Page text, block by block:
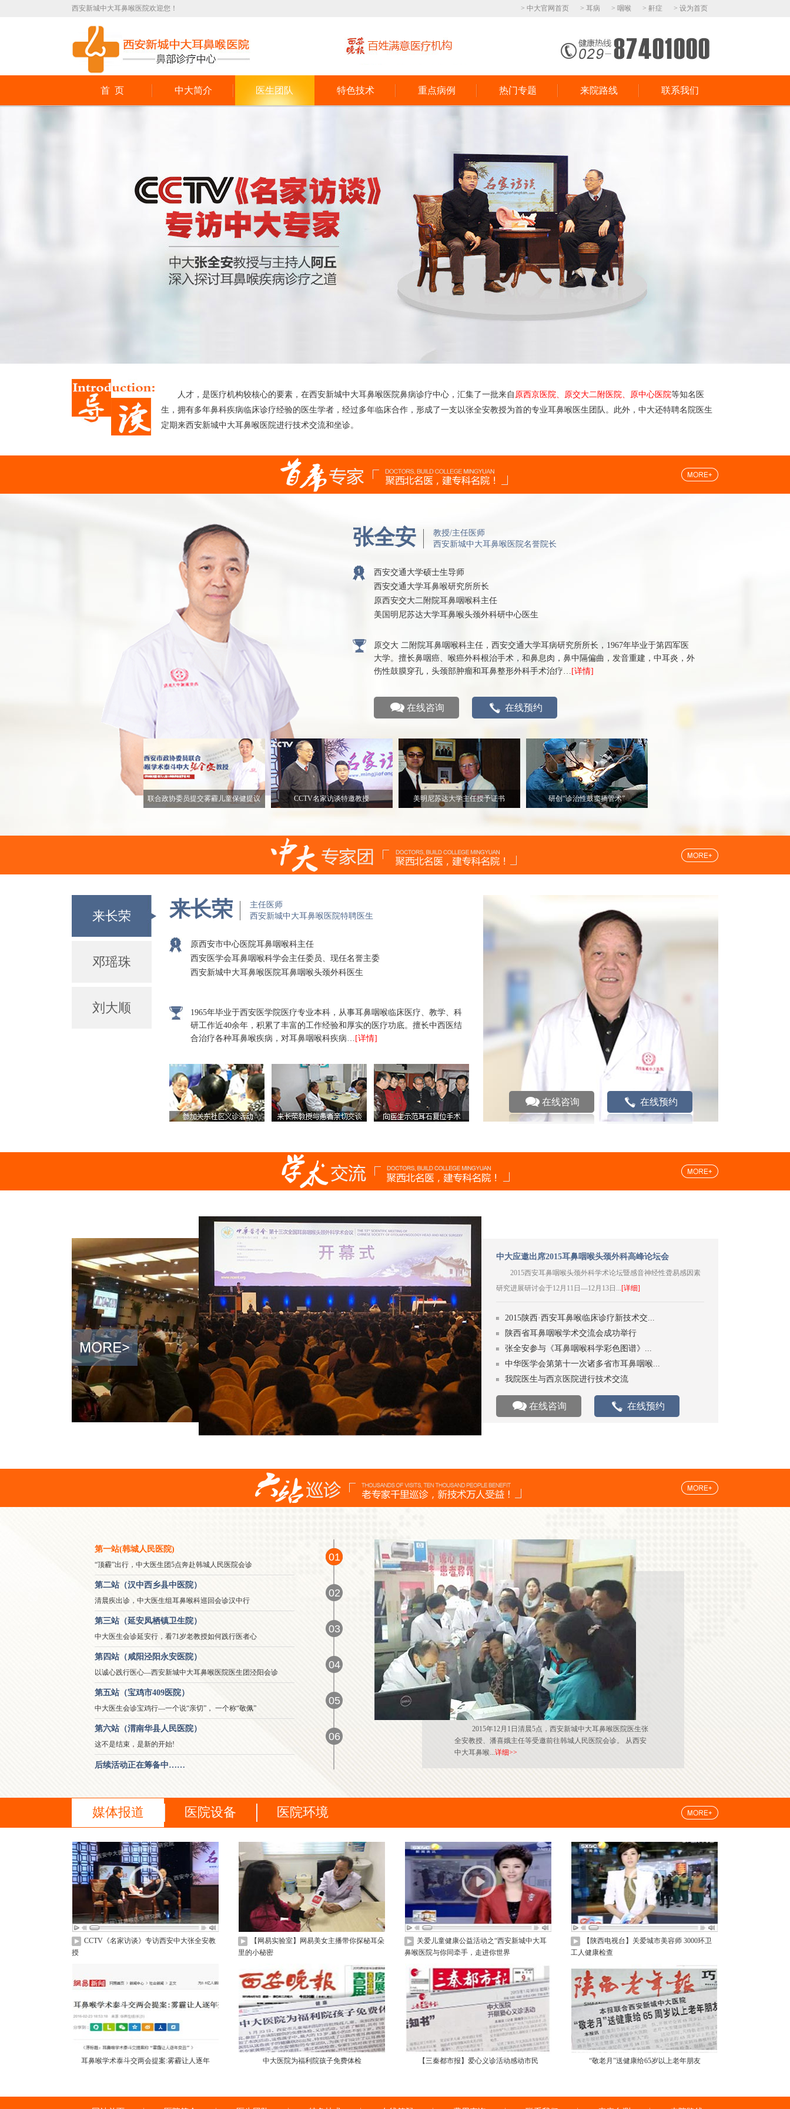
西安新城中大耳鼻喉医院欢迎您！ > 中大官网首页 > 耳病 > 咽喉 > 鼾症 > 设为首页
首 页 中大简介 医生团队 特色技术 重点病例 热门专题 来院路线 联系我们
人才，是医疗机构较核心的要素，在西安新城中大耳鼻喉医院鼻病诊疗中心，汇集了一批来自 原西京医院、原交大二附医院、原中心医院等知名医
生，拥有多年鼻科疾病临床诊疗经验的医生学者，经过多年临床合作，形成了一支以张全安教授为首的专业耳鼻喉医生团队。此外，中大还特聘名院医生
定期来西安新城中大耳鼻喉医院进行技术交流和坐诊。
张全安
教授/主任医师
西安新城中大耳鼻喉医院名誉院长
西安交通大学硕士生导师
西安交通大学耳鼻喉研究所所长
原西安交大二附院耳鼻咽喉科主任
美国明尼苏达大学耳鼻喉头颈外科研中心医生
原交大 二附院耳鼻咽喉科主任，西安交通大学耳病研究所所长，1967年毕业于第四军医
大学。擅长鼻咽癌、喉癌外科根治手术，和鼻息肉，鼻中隔偏曲，发音重建，中耳炎，外
伤性鼓膜穿孔，头颈部肿瘤和耳鼻整形外科手术治疗… [详情]
在线咨询 在线预约
联合政协委员提交雾霾儿童保健提议 CCTV名家访谈特邀教授 美明尼苏达大学主任授予证书 研创“诊治性鼓窦插管术”
来长荣
邓瑶珠
刘大顺
来长荣
主任医师
西安新城中大耳鼻喉医院特聘医生
原西安市中心医院耳鼻咽喉科主任
西安医学会耳鼻咽喉科学会主任委员、现任名誉主委
西安新城中大耳鼻喉医院耳鼻咽喉头颈外科医生
1965年毕业于西安医学院医疗专业本科，从事耳鼻咽喉临床医疗、教学、科
研工作近40余年，积累了丰富的工作经验和厚实的医疗功底。擅长中西医结
合治疗各种耳鼻喉疾病，对耳鼻咽喉科疾病… [详情]
在线咨询 在线预约
中大应邀出席2015耳鼻咽喉头颈外科高峰论坛会
2015西安耳鼻咽喉头颈外科学术论坛暨感音神经性聋易感因素
研究进展研讨会于12月11日—12月13日...[详细]
2015陕西·西安耳鼻喉临床诊疗新技术交...
陕西省耳鼻咽喉学术交流会成功举行
张全安参与《耳鼻咽喉科学彩色图谱》...
中华医学会第第十一次诸多省市耳鼻咽喉...
我院医生与西京医院进行技术交流
在线咨询 在线预约
第一站(韩城人民医院)
“顶霾”出行，中大医生团5点奔赴韩城人民医院会诊
01
第二站（汉中西乡县中医院）
清晨疾出诊，中大医生组耳鼻喉科巡回会诊汉中行
02
第三站（延安凤栖镇卫生院）
中大医生会诊延安行，看71岁老教授如何践行医者心
03
第四站（咸阳泾阳永安医院）
以诚心践行医心—西安新城中大耳鼻喉医院医生团泾阳会诊
04
第五站（宝鸡市409医院）
中大医生会诊宝鸡行—一个说“亲切”， 一个称“敬佩”
05
第六站（渭南华县人民医院）
这不是结束，是新的开始!
06
2015年12月1日清晨5点，西安新城中大耳鼻喉医院医生张
全安教授、潘喜娥主任等受邀前往韩城人民医院会诊。 从西安
中大耳鼻喉...详细>>
后续活动正在筹备中……
媒体报道 医院设备 医院环境
CCTV《名家访谈》专访西安中大张全安教
授
【网易实验室】网易美女主播带你探秘耳朵
里的小秘密
关爱儿童健康公益活动之“西安新城中大耳
鼻喉医院与你同牵手，走进你世界
【陕西电视台】关爱城市美容师 3000环卫
工人健康检查
耳鼻喉学术泰斗交两会提案:雾霾让人逐年 中大医院为福利院孩子免费体检 【三秦都市报】爱心义诊活动感动市民 “敬老月”送健康给65岁以上老年朋友